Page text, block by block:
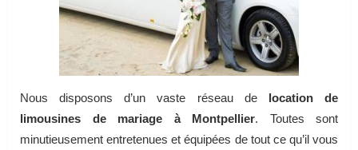
Nous disposons d’un vaste réseau de location de
limousines de mariage à Montpellier. Toutes sont
minutieusement entretenues et équipées de tout ce qu’il vous